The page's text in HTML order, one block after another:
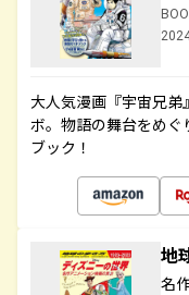
大人気漫画『宇宙兄弟
ボ。物語の舞台をめ
ブック！
地
名